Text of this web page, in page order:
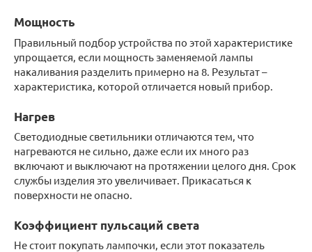
Мощность
Правильный подбор устройства по этой характеристике
упрощается, если мощность заменяемой лампы
накаливания разделить примерно на 8. Результат –
характеристика, которой отличается новый прибор.
Нагрев
Светодиодные светильники отличаются тем, что
нагреваются не сильно, даже если их много раз
включают и выключают на протяжении целого дня. Срок
службы изделия это увеличивает. Прикасаться к
поверхности не опасно.
Коэффициент пульсаций света
Не стоит покупать лампочки, если этот показатель